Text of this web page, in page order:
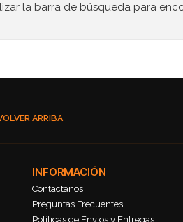
la barra de búsqueda para
ARRIBA
INFORMACIÓN
Contactanos
Preguntas Frecuentes
Políticas de Envíos y Entregas